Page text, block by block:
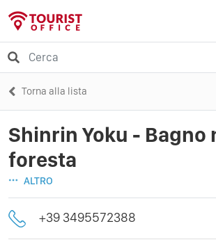
Torna alla lista
Shinrin Yoku - Bagno
foresta
ALTRO
+39 3495572388